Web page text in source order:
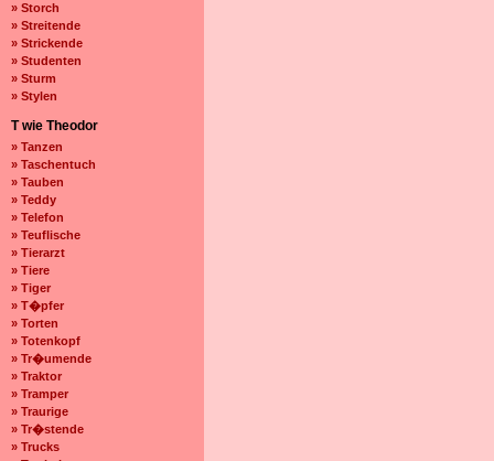
» Storch
» Streitende
» Strickende
» Studenten
» Sturm
» Stylen
T wie Theodor
» Tanzen
» Taschentuch
» Tauben
» Teddy
» Telefon
» Teuflische
» Tierarzt
» Tiere
» Tiger
» T�pfer
» Torten
» Totenkopf
» Tr�umende
» Traktor
» Tramper
» Traurige
» Tr�stende
» Trucks